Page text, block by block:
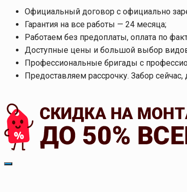
Официальный договор с официально
Гарантия на все работы — 24 месяца;
Работаем без предоплаты, оплата по
Доступные цены и большой выбор
Профессиональные бригады с
Предоставляем рассрочку. Забор сейчас,